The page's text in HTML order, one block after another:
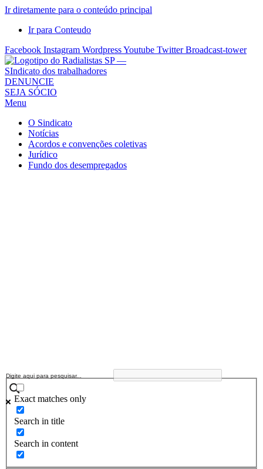
Ir diretamente para o conteúdo principal
Ir para Conteudo
Facebook Instagram WordpressYoutube Twitter Broadcast-tower
Sindicato
dos
Radialistas
São
Paulo
Sindicato
DENUNCIE
SEJA SÓCIO
Menu
O Sindicato
Notícias
Acordos e convenções coletivas
Jurídico
Fundo dos desempregados
Exact matches only
Search in title
Search in content